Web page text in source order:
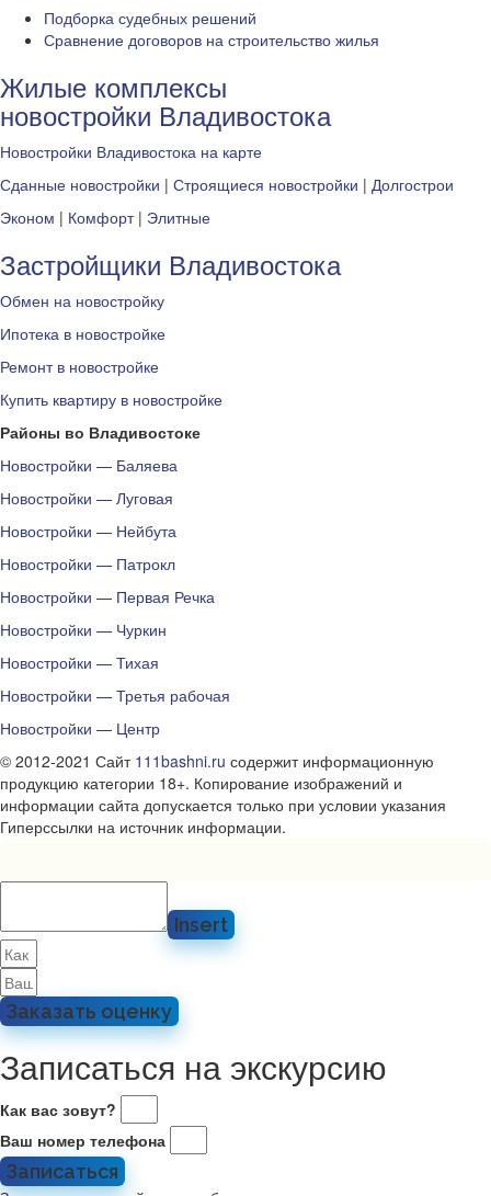
Подборка судебных решений
Сравнение договоров на строительство жилья
Жилые комплексы
новостройки Владивостока
Новостройки Владивостока на карте
Сданные новостройки | Строящиеся новостройки | Долгострои
Эконом | Комфорт| Элитные
Застройщики Владивостока
Обмен на новостройку
Ипотека в новостройке
Ремонт в новостройке
Купить квартиру в новостройке
Районы во Владивостоке
Новостройки — Баляева
Новостройки — Луговая
Новостройки — Нейбута
Новостройки — Патрокл
Новостройки — Первая Речка
Новостройки — Чуркин
Новостройки — Тихая
Новостройки — Третья рабочая
Новостройки — Центр
© 2012-2021 Сайт 111bashni.ru содержит информационную
продукцию категории 18+. Копирование изображений и
информации сайта допускается только при условии указания
Гиперссылки на источник информации.
Insert
Заказать оценку
Записаться на экскурсию
Как вас зовут?
Ваш номер телефона
Записаться